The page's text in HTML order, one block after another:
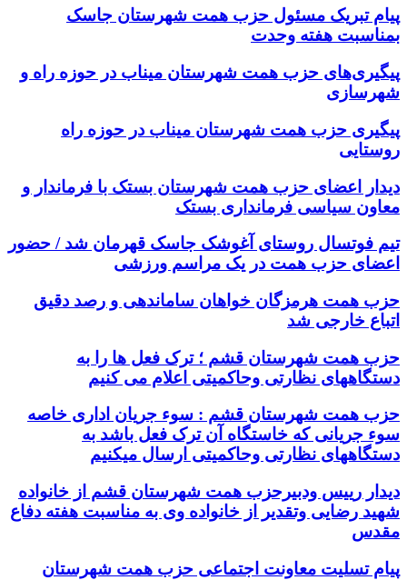
پیام تبریک مسئول حزب همت شهرستان جاسک
بمناسبت هفته وحدت
پیگیری‌های حزب همت شهرستان میناب در حوزه راه و
شهرسازی
پیگیری حزب همت شهرستان میناب در حوزه راه
روستایی
دیدار اعضای حزب همت شهرستان بستک با فرماندار و
معاون سیاسی فرمانداری بستک
تیم فوتسال روستای آغوشک جاسک قهرمان شد / حضور
اعضای حزب همت در یک مراسم ورزشی
حزب همت هرمزگان خواهان ساماندهی و رصد دقیق
اتباع خارجی شد
حزب همت شهرستان قشم ؛ ترک فعل ها را به
دستگاههای نظارتی وحاکمیتی اعلام می کنیم
حزب همت شهرستان قشم : سوء جریان اداری خاصه
سوء جریانی که خاستگاه آن ترک فعل باشد به
دستگاههای نظارتی وحاکمیتی ارسال میکنیم
دیدار رییس ودبیرحزب همت شهرستان قشم از خانواده
شهید رضایی وتقدیر از خانواده وی به مناسبت هفته دفاع
مقدس
پیام تسلیت معاونت اجتماعی حزب همت شهرستان